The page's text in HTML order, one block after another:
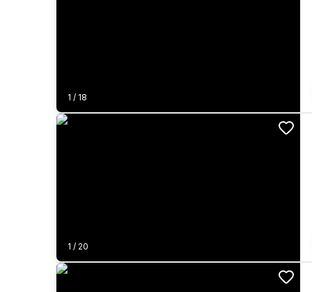
1 / 18
1 / 20